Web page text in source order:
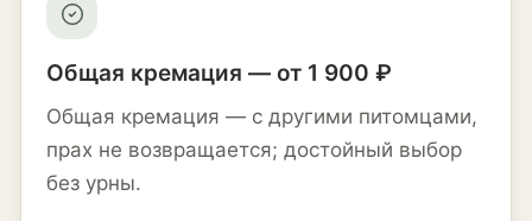
Общая кремация — от 1 900 ₽
Общая кремация — с другими питомцами,
прах не возвращается; достойный выбор
без урны.